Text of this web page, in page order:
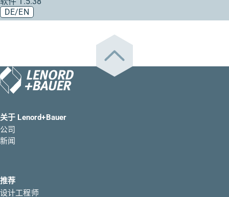
DE/EN
关于 Lenord+Bauer
公司
新闻
推荐
设计工程师